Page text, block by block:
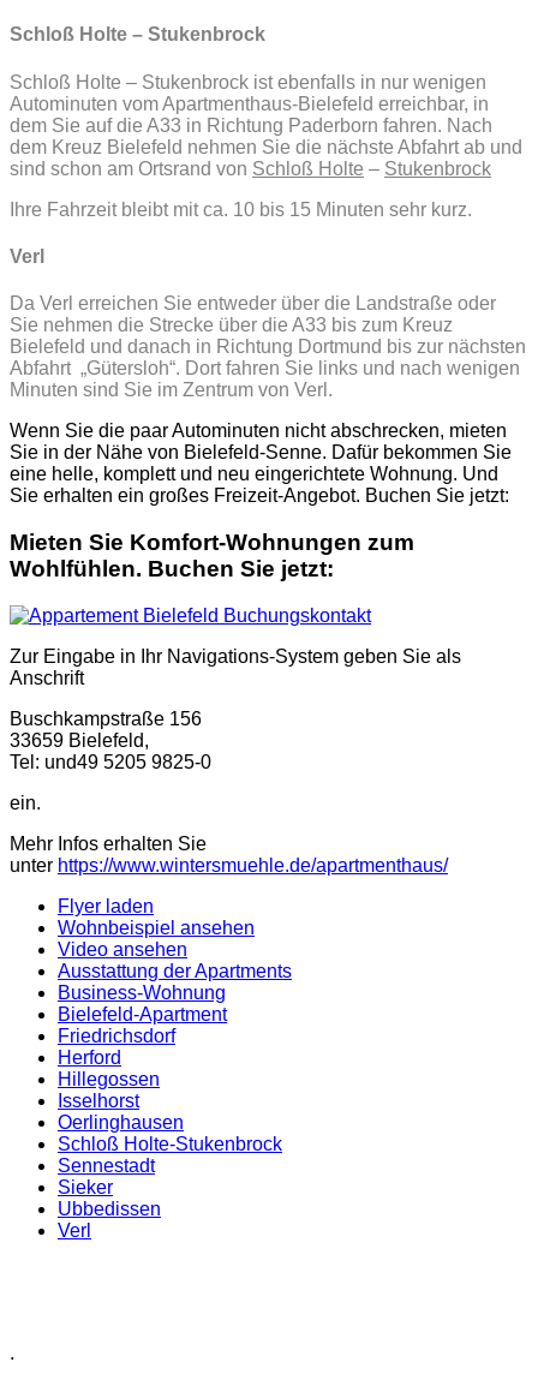
Schloß Holte – Stukenbrock
Schloß Holte – Stukenbrock ist ebenfalls in nur wenigen
Autominuten vom Apartmenthaus-Bielefeld erreichbar, in
dem Sie auf die A33 in Richtung Paderborn fahren. Nach
dem Kreuz Bielefeld nehmen Sie die nächste Abfahrt ab und
sind schon am Ortsrand von Schloß Holte – Stukenbrock
Ihre Fahrzeit bleibt mit ca. 10 bis 15 Minuten sehr kurz.
Verl
Da Verl erreichen Sie entweder über die Landstraße oder
Sie nehmen die Strecke über die A33 bis zum Kreuz
Bielefeld und danach in Richtung Dortmund bis zur nächsten
Abfahrt „Gütersloh“. Dort fahren Sie links und nach wenigen
Minuten sind Sie im Zentrum von Verl.
Wenn Sie die paar Autominuten nicht abschrecken, mieten
Sie in der Nähe von Bielefeld-Senne. Dafür bekommen Sie
eine helle, komplett und neu eingerichtete Wohnung. Und
Sie erhalten ein großes Freizeit-Angebot. Buchen Sie jetzt:
Mieten Sie Komfort-Wohnungen zum
Wohlfühlen. Buchen Sie jetzt:
Zur Eingabe in Ihr Navigations-System geben Sie als
Anschrift
Buschkampstraße 156
33659 Bielefeld,
Tel: und49 5205 9825-0
ein.
Mehr Infos erhalten Sie
unter https://www.wintersmuehle.de/apartmenthaus/
Flyer laden
Wohnbeispiel ansehen
Video ansehen
Ausstattung der Apartments
Business-Wohnung
Bielefeld-Apartment
Friedrichsdorf
Herford
Hillegossen
Isselhorst
Oerlinghausen
Schloß Holte-Stukenbrock
Sennestadt
Sieker
Ubbedissen
Verl
.